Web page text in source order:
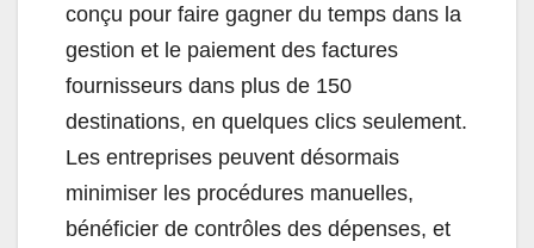
conçu pour faire gagner du temps dans la
gestion et le paiement des factures
fournisseurs dans plus de 150
destinations, en quelques clics seulement.
Les entreprises peuvent désormais
minimiser les procédures manuelles,
bénéficier de contrôles des dépenses, et